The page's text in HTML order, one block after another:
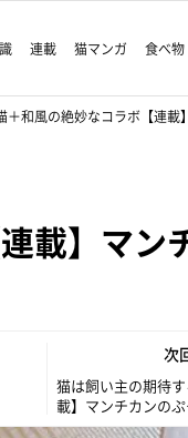
連載 猫マンガ 食べ物
＋和風の絶妙なコラボ【連
載】マン
次
猫は飼い主の期待
載】マンチカンの